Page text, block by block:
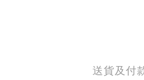
送貨及付